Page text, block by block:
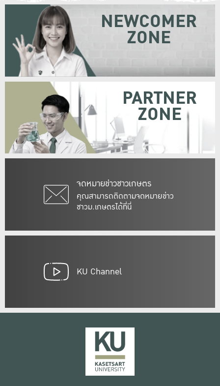
จดหมายข่าวชาวเกษตร
คุณสามารถติดตามจดหมายข่าว
ชาวม.เกษตรได้ที่นี่
NEWCOMER
ZONE
PARTNER
ZONE
KU Channel